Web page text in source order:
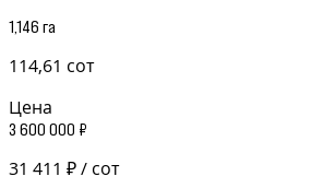
1,146 га
114,61 сот
Цена
3 600 000 ₽
31 411 ₽ / сот